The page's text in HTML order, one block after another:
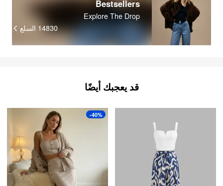
Bestsellers
Explore The Drop
14830 السلع
قد يعجبك أيضًا
-40%